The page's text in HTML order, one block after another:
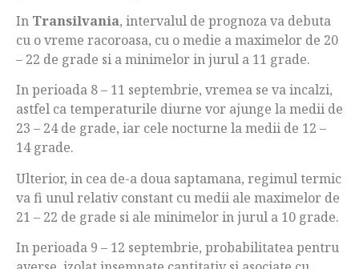
In Transilvania, intervalul de prognoza va debuta
cu o vreme racoroasa, cu o medie a maximelor de 20
– 22 de grade si a minimelor in jurul a 11 grade.
In perioada 8 – 11 septembrie, vremea se va incalzi,
astfel ca temperaturile diurne vor ajunge la medii de
23 – 24 de grade, iar cele nocturne la medii de 12 –
14 grade.
Ulterior, in cea de-a doua saptamana, regimul termic
va fi unul relativ constant cu medii ale maximelor de
21 – 22 de grade si ale minimelor in jurul a 10 grade.
In perioada 9 – 12 septembrie, probabilitatea pentru